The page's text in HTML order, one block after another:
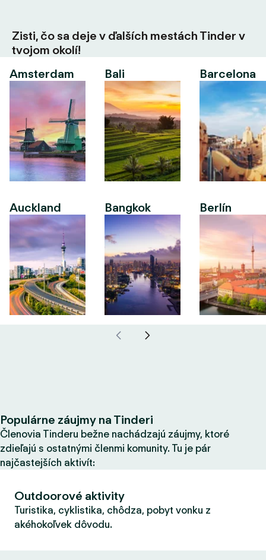
Zisti, čo sa deje v ďalších mestách Tinder v
tvojom okolí!
Amsterdam
Auckland
Bali
Bangkok
Barcelona
Berlín
Populárne záujmy na Tinderi
Členovia Tinderu bežne nachádzajú záujmy, ktoré
zdieľajú s ostatnými členmi komunity. Tu je pár
najčastejších aktivít:
Outdoorové aktivity
Turistika, cyklistika, chôdza, pobyt vonku z
akéhokoľvek dôvodu.